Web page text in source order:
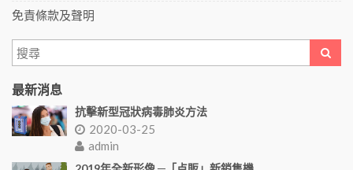
免責條款及聲明
最新消息
抗擊新型冠狀病毒肺炎方法
2020-03-25
admin